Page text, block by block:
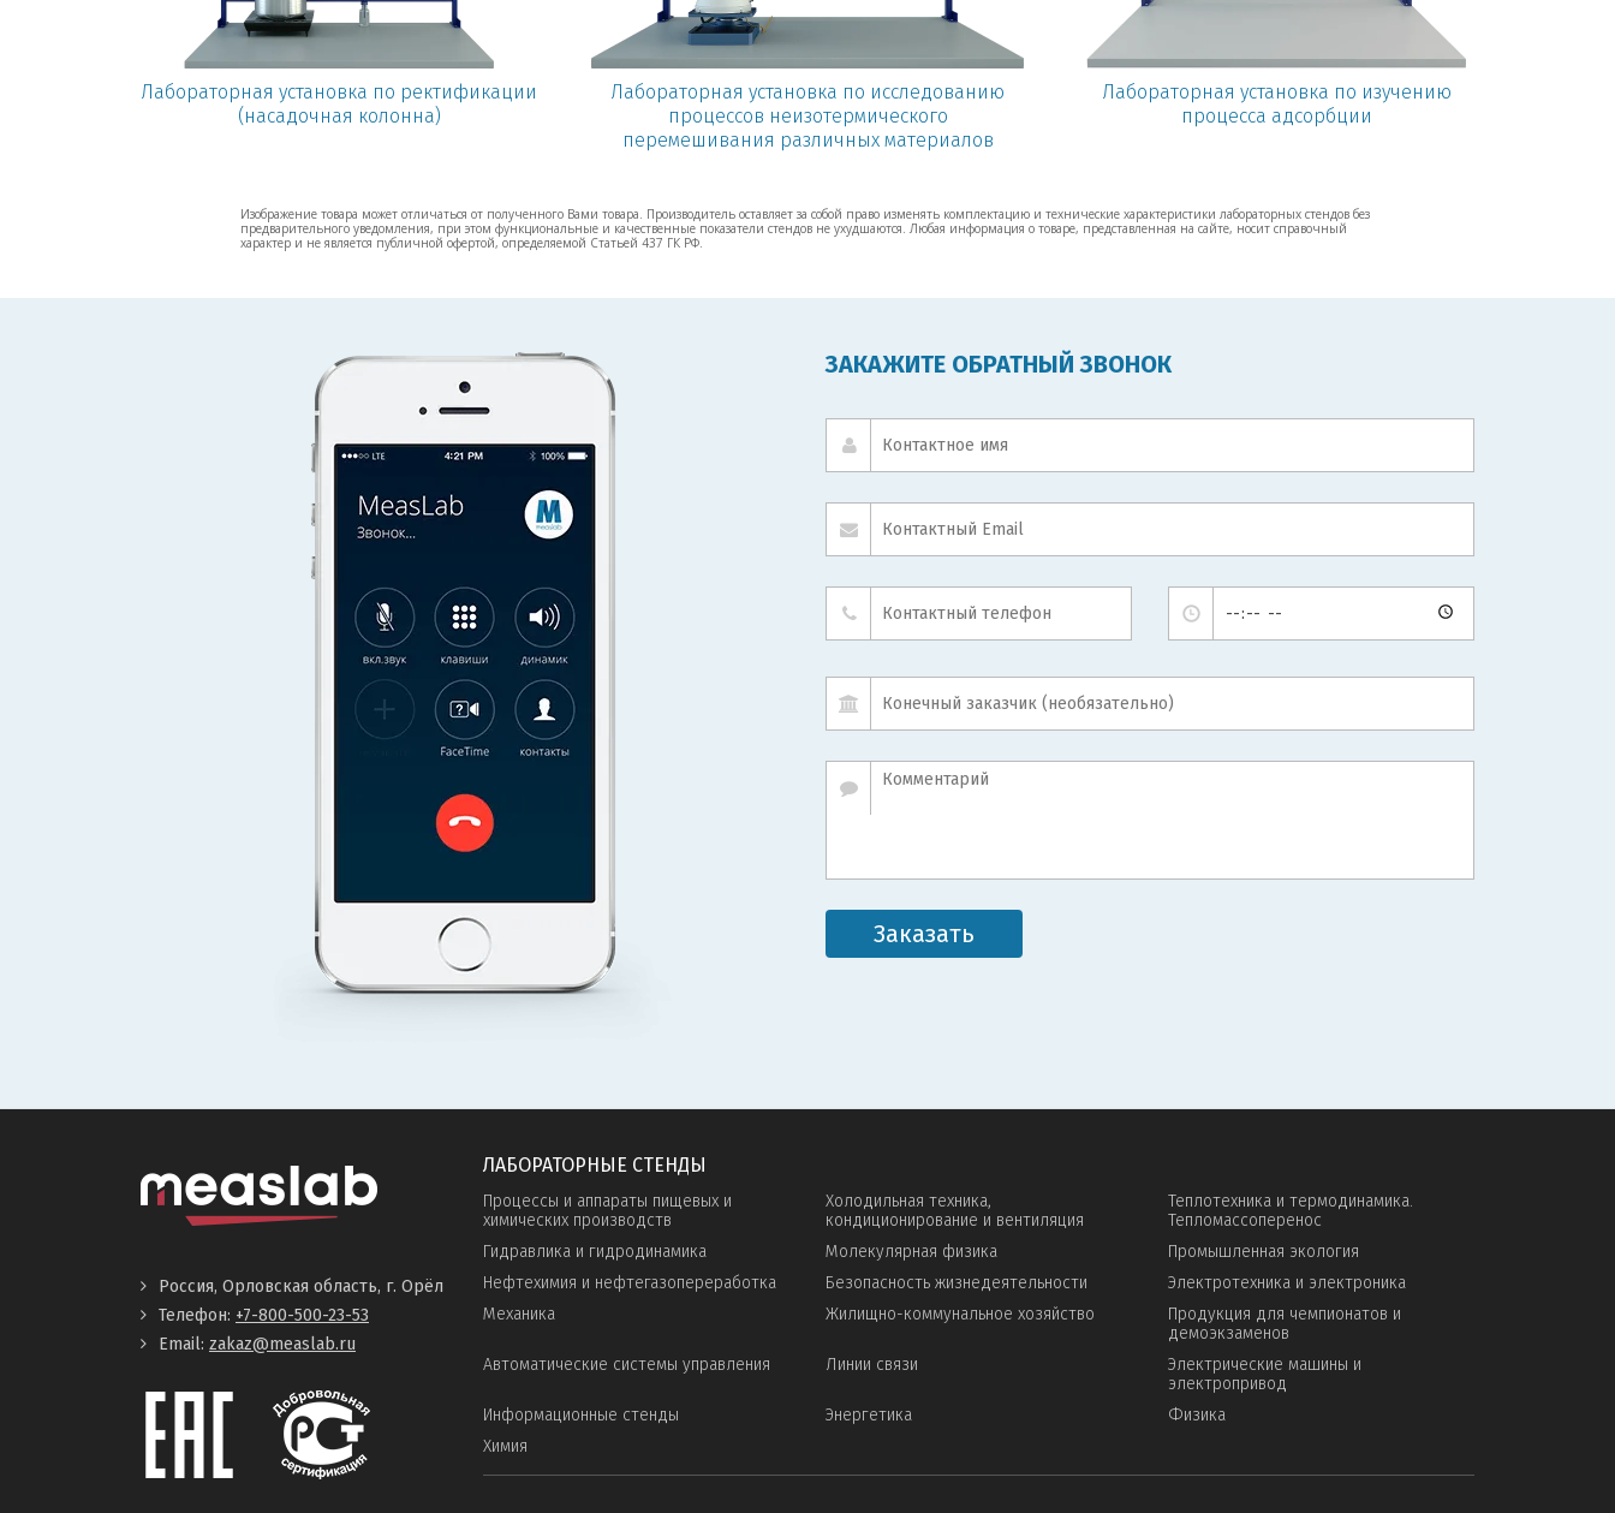
Лабораторная установка по ректификации
(насадочная колонна)
Лабораторная установка по исследованию
процессов неизотермического
перемешивания различных материалов
Лабораторная установка по изучению
процесса адсорбции
Изображение товара может отличаться от полученного Вами товара. Производитель оставляет за собой право изменять комплектацию и технические характеристики лабораторных стендов без
предварительного уведомления, при этом функциональные и качественные показатели стендов не ухудшаются. Любая информация о товаре, представленная на сайте, носит справочный
характер и не является публичной офертой, определяемой Статьей 437 ГК РФ.
ЗАКАЖИТЕ ОБРАТНЫЙ ЗВОНОК
Заказать
Россия, Орловская область, г. Орёл
Телефон: +7-800-500-23-53
Email: zakaz@measlab.ru
ЛАБОРАТОРНЫЕ СТЕНДЫ
Процессы и аппараты пищевых и
химических производств
Холодильная техника,
кондиционирование и вентиляция
Теплотехника и термодинамика.
Тепломассоперенос
Гидравлика и гидродинамика
Молекулярная физика
Промышленная экология
Нефтехимия и нефтегазопереработка
Безопасность жизнедеятельности
Электротехника и электроника
Механика
Жилищно-коммунальное хозяйство
Продукция для чемпионатов и
демоэкзаменов
Автоматические системы управления
Линии связи
Электрические машины и
электропривод
Информационные стенды
Энергетика
Физика
Химия